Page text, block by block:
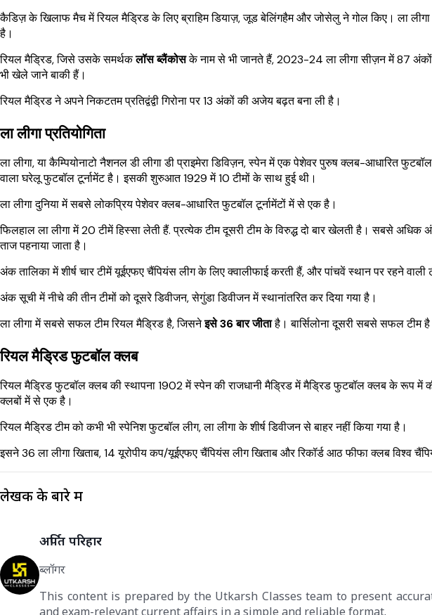
कैडिज़ के खिलाफ मैच में रियल मैड्रिड के लिए ब्राहिम डियाज़, जूड बेलिंगहैम और जोसेलु ने गोल किए। ला लीगा
है।
रियल मैड्रिड, जिसे उसके समर्थकलॉस ब्लैंकोसके नाम से भी जानते हैं, 2023-24 ला लीगा सीज़न में 87
भी खेले जाने बाकी हैं।
रियल मैड्रिड ने अपने निकटतम प्रतिद्वंद्वी गिरोना पर 13 अंकों की अजेय बढ़त बना ली है।
ला लीगा प्रतियोगिता
ला लीगा, या कैम्पियोनाटो नैशनल डी लीगा डी प्राइमेरा डिविज़न, स्पेन में एक पेशेवर पुरुष क्लब-आधारित
वाला घरेलू फुटबॉल टूर्नामेंट है। इसकी शुरुआत 1929 में 10 टीमों के साथ हुई थी।
ला लीगा दुनिया में सबसे लोकप्रिय पेशेवर क्लब-आधारित फुटबॉल टूर्नामेंटों में से एक है।
फिलहाल ला लीगा में 20 टीमें हिस्सा लेती हैं. प्रत्येक टीम दूसरी टीम के विरुद्ध दो बार खेलती है। सबसे अधिक
ताज पहनाया जाता है।
अंक तालिका में शीर्ष चार टीमें यूईएफए चैंपियंस लीग के लिए क्वालीफाई करती हैं, और पांचवें स्थान पर रहने वाली
अंक सूची में नीचे की तीन टीमों को दूसरे डिवीजन, सेगुंडा डिवीजन में स्थानांतरित कर दिया गया है।
ला लीगा में सबसे सफल टीम रियल मैड्रिड है, जिसनेइसे 36 बार जीताहै। बार्सिलोना दूसरी सबसे सफल टीम
रियल मैड्रिड फुटबॉल क्लब
रियल मैड्रिड फुटबॉल क्लब की स्थापना 1902 में स्पेन की राजधानी मैड्रिड में मैड्रिड फुटबॉल क्लब के रूप में
क्लबों में से एक है।
रियल मैड्रिड टीम को कभी भी स्पेनिश फुटबॉल लीग, ला लीगा के शीर्ष डिवीजन से बाहर नहीं किया गया है।
इसने 36 ला लीगा खिताब, 14 यूरोपीय कप/यूईएफए चैंपियंस लीग खिताब और रिकॉर्ड आठ फीफा क्लब विश्व
लेखक के बारे में
अर्पित परिहार
ब्लॉगर
This content is prepared by the Utkarsh Classes team to present
and exam-relevant current affairs in a simple and reliable format.